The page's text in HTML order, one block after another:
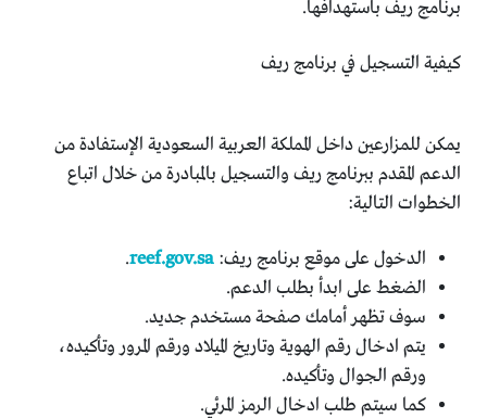
برنامج ريف باستهدافها.
كيفية التسجيل في برنامج ريف
يمكن للمزارعين داخل المملكة العربية السعودية الإستفادة من
الدعم المقدم ببرنامج ريف والتسجيل بالمبادرة من خلال اتباع
الخطوات التالية:
الدخول على موقع برنامج ريف: reef.gov.sa
.
الضغط على ابدأ بطلب الدعم.
سوف تظهر أمامك صفحة مستخدم جديد.
يتم ادخال رقم الهوية وتاريخ الميلاد ورقم المرور وتأكيده،
ورقم الجوال وتأكيده.
كما سيتم طلب ادخال الرمز المرئي.